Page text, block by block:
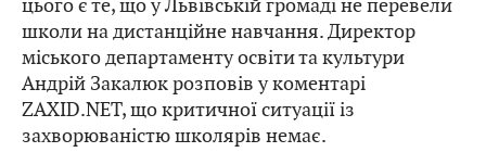
школи на дистанційне навчання. Директор
міського департаменту освіти та культури
Андрій Закалюк розповів у коментарі
ZAXID.NET, що критичної ситуації із
захворюваністю школярів немає.